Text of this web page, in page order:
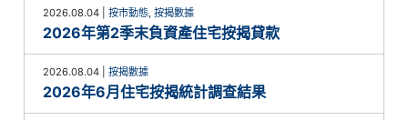
2026.08.04 |按市動態 ,按揭數據
2026年第2季末負資產住宅按揭貸款
2026.08.04 |按揭數據
2026年6月住宅按揭統計調查結果